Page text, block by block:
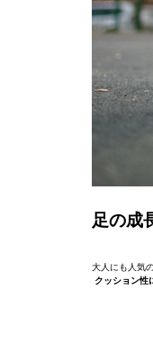
足の成
大人にも人気
クッション性